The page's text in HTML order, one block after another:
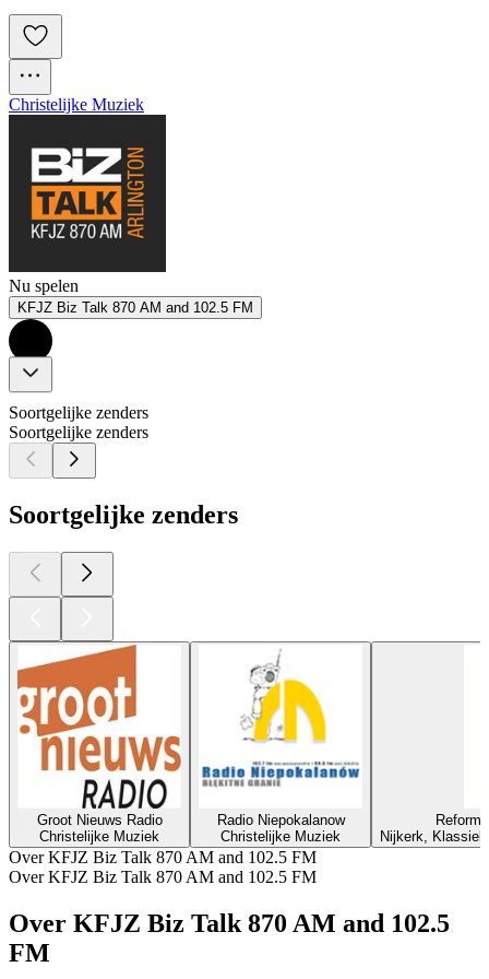
Christelijke Muziek
Nu spelen
KFJZ Biz Talk 870 AM and 102.5 FM
Soortgelijke zenders
Soortgelijke zenders
Soortgelijke zenders
Groot Nieuws Radio
Christelijke Muziek
Radio Niepokalanow
Christelijke Muziek
Nijkerk,
Over KFJZ Biz Talk 870 AM and 102.5 FM
Over KFJZ Biz Talk 870 AM and 102.5 FM
Over KFJZ Biz Talk 870 AM and 102.5
FM